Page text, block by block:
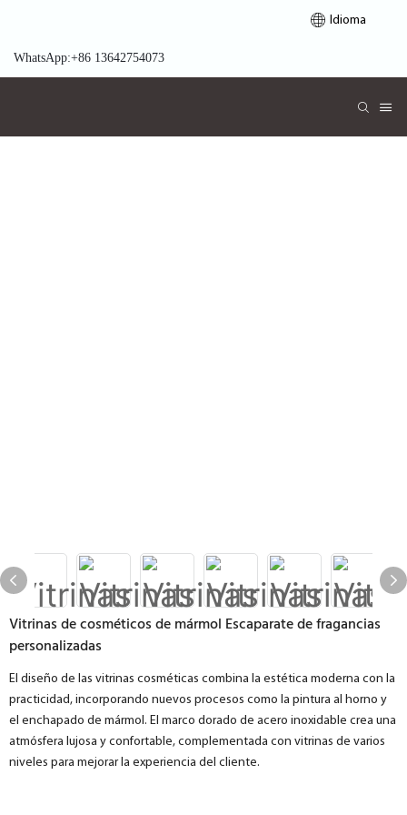
Idioma
WhatsApp:+86 13642754073
Vitrinas de cosméticos de mármol Escaparate de fragancias
personalizadas
El diseño de las vitrinas cosméticas combina la estética moderna con la
practicidad, incorporando nuevos procesos como la pintura al horno y
el enchapado de mármol. El marco dorado de acero inoxidable crea una
atmósfera lujosa y confortable, complementada con vitrinas de varios
niveles para mejorar la experiencia del cliente.